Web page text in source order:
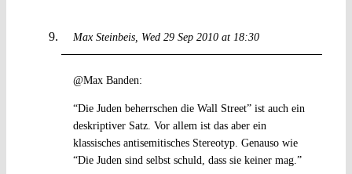
Max Steinbeis Wed 29 Sep 2010 at 18:30
@Max Banden:
“Die Juden beherrschen die Wall Street” ist auch ein
deskriptiver Satz. Vor allem ist das aber ein
klassisches antisemitisches Stereotyp. Genauso wie
“Die Juden sind selbst schuld, dass sie keiner mag.”